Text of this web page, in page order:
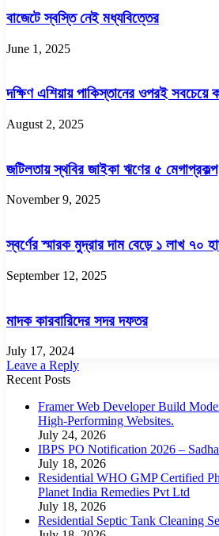
বাজেটে স্বস্তি নেই মধ্যবিত্তের
June 1, 2025
দক্ষিণ এশিয়ায় পাকিস্তানের ওপরই সবচেয়ে
August 2, 2025
জটিলতায় স্থবির জাইকা ঋণের ৫ মেগাপ্রকল্প
November 9, 2025
স্বর্ণের স্মারক মুদ্রার দাম বেড়ে ১ লাখ ৭০
September 12, 2025
মাদক কারবারিদের সদর দফতর
July 17, 2024
Leave a Reply
Recent Posts
Framer Web Developer Build
High-Performing Websites.
July 24, 2026
IBPS PO Notification 2026 –
July 18, 2026
Residential WHO GMP Certified
Planet India Remedies Pvt Ltd
July 18, 2026
Residential Septic Tank Cleaning